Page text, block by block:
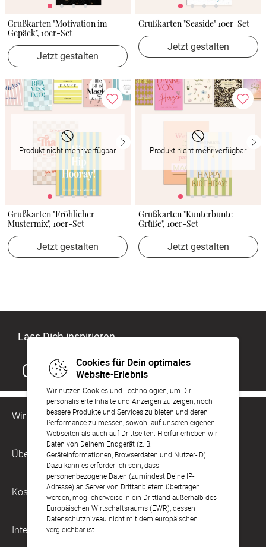
Cookies für Dein optimales
Website-Erlebnis
Wir nutzen Cookies und Technologien, um Dir
personalisierte Inhalte und Anzeigen zu zeigen, noch
bessere Produkte und Services zu bieten und deren
Performance zu messen, sowohl auf unseren eigenen
Webseiten als auch auf Drittseiten. Hierfür erheben wir
Daten von Deinem Endgerät (z. B.
Geräteinformationen, Browserdaten und Nutzer-ID).
Dazu kann es erforderlich sein, dass
personenbezogene Daten (zumindest Deine IP-
Adresse) an Server von Drittanbietern übertragen
werden, möglicherweise in ein Drittland außerhalb des
Europäischen Wirtschaftsraums (EWR), dessen
Datenschutzniveau nicht mit dem europäischen
vergleichbar ist.
Grußkarten "Motivation im
Gepäck", 10er-Set
Jetzt gestalten
Grußkarten "Seaside" 10er-Set
Jetzt gestalten
Produkt nicht mehr verfügbar
Grußkarten "Fröhlicher
Mustermix", 10er-Set
Jetzt gestalten
Produkt nicht mehr verfügbar
Grußkarten "Kunterbunte
Grüße", 10er-Set
Jetzt gestalten
Lass Dich inspirieren
Wir sind für Dich da
Kundenservice-Hotline
0221 956 725 10
Mo. - Fr. von 9 bis 17 Uhr
kontakt@sendmoments.de
Über Uns
Philosophie
Karriere
Impressum
Kostenlose Services
Musterkarten
International